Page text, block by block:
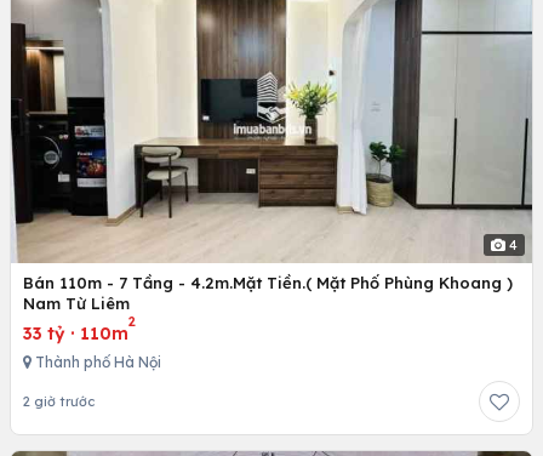
4
Bán 110m - 7 Tầng - 4.2m.Mặt Tiền.( Mặt Phố Phùng Khoang )
Nam Từ Liêm
33 tỷ · 110m
2
Thành phố Hà Nội
2 giờ trước